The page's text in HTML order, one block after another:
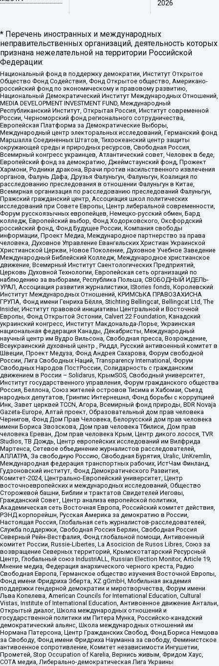
2026
* Перечень иностранных и международных
неправительственных организаций, деятельность которых
признана нежелательной на территории Российской
Федерации:
Национальный фонд в поддержку демократии, Институт Открытое
Общество Фонд Содействия, Фонд Открытое общество, Американо-
российский фонд по экономическому и правовому развитию,
Национальный Демократический Институт Международных Отношений,
MEDIA DEVELOPMENT INVESTMENT FUND, Международный
Республиканский Институт, Открытая Россия, Институт современной
России, Черноморский фонд регионального сотрудничества,
Европейская Платформа за Демократические Выборы,
Международный центр электоральных исследований, Германский фонд
Маршалла Соединенных Штатов, Тихоокеанский центр защиты
окружающей среды и природных ресурсов, Свободная Россия,
Всемирный конгресс украинцев, Атлантический совет, Человек в беде,
Европейский фонд за демократию, Джеймстаунский фонд, Прожект
Хармони, Родники дракона, Врачи против насильственного извлечения
органов, Фалунь Дафа, Друзья Фалуньгун, Фалуньгун, Коалиция по
расследованию преследования в отношении Фалуньгун в Китае,
Всемирная организация по расследованию преследований Фалуньгун,
Пражский гражданский центр, Ассоциация школ политических
исследований при Совете Европы, Центр либеральной современности,
Форум русскоязычных европейцев, Немецко-русский обмен, Бард
колледж, Европейский выбор, Фонд Ходорковского, Оксфордский
российский фонд, Фонд Будущее России, Компания свободы
информации, Проект Медиа, Международное партнерство за права
человека, Духовное Управление Евангельских Христиан Украинской
Христианской Церкви, Новое Поколение, Духовное Учебное Заведение
Международный Библейский Колледж, Международное христианское
движение, Всемирный Институт Саентологических Предприятий,
Церковь Духовной Технологии, Европейская сеть организаций по
наблюдению за выборами, Республика Польша, СВОБОДНЫЙ ИДЕЛЬ-
УРАЛ, Ассоциация развития журналистики, IStories fonds, Королевский
Институт Международных Отношений, КРИМСЬКА ПРАВОЗАХИСНА
ГРУПА, Фонд имени Генриха Бёлля, Stichting Bellingcat, Bellingcat Ltd, The
Insider, Институт правовой инициативы Центральной и Восточной
Европы, Фонд Открытой Эстонии, Calvert 22 Foundation, Канадский
украинский конгресс, Институт Макдональда-Лорье, Украинская
национальная федерация Канады, Декабристы, Международный
научный центр им Вудро Вильсона, Свободная пресса, Возрождение,
Всеукраинский духовный центр , Риддл, Русский антивоенный комитет в
Швеции, Проект Медуза, Фонд Андрея Сахарова, Форум свободной
России, Лига Свободных Наций, Transparеncy International, Форум
Свободных Народов ПостРоссии, Солидарность с гражданским
движением в России – Solidarus, КрымSOS, Свободный университет,
Институт государственного управления, Форум гражданского общества
Россия, Беллона, Союз жителей островов Тисима и Хабомаи, Съезд
народных депутатов, Гринпис Интернешнл, Фонд борьбы с коррупцией
Инк, Завет церквей TCCN, Агора, Всемирный фонд природы, BDR Novaja
Gazeta-Europe, Алтай проект, Образовательный дом прав человека
Чернигов, Фонд Дом Прав Человека, Белорусский дом прав человека
имени Бориса Звозскова, Дом прав человека Тбилиси, Дом прав
человека Ереван, Дом прав человека Крым, Центр дикого лосося, TVR
Studios, ТВ Дождь, Центр европейских исследований им Вилфрида
Мартенса, Сетевое объединение журналистов расследователей,
АЛЛАТРА, За свободную Россию, Свободная Бурятия, Uralic, UnKremlin,
Международная федерация транспортных рабочих, ИстЧам Финланд,
Гудзоновский институт, Фонд Демократического Развития,
Комитет-2024, Центрально-Европейский университет, Центр
восточноевропейских и международных исследований, Общество
Сторожевой башни, Библии и трактатов Свидетелей Иеговы,
Гражданский Совет, Центр анализа европейской политики,
Академическая сеть Восточная Европа, Российский комитет действия,
РЭНД корпорейшн, Русская Америка за демократию в России,
Настоящая Россия, Глобальная сеть журналистов-расследователей,
Служба поддержки, Свободная Россия Берлин, Свободная Россия
Северный Рейн-Вестфалия, Фонд глобальной помощи, Антивоенный
комитет России, Russie-Libertes, La Asocicion de Rusos Libres, Союз за
возвращение Северных территорий, Крымскотатарский Ресурсный
Центр, Глобальный союз IndustriALL, Russian Election Monitor, Article 19,
Мнение медиа, Федерация анархического черного креста, Радио
Свободная Европа, Германское общество изучения Восточной Европы,
Фонд имени Фридриха Эберта, XZ gGmbH, Мобильная академия
поддержки гендерной демократии и миротворчества, Форум имени
Льва Копелева, American Councils for International Education, Cultural
Vistas, Institute of International Education, Антивоенное движение Антальи,
Открытый диалог, Школа международных отношений и
государственной политики им Питера Мунка, Российско-канадский
демократический альянс, Школа международных отношений им
Нормана Патерсона, Центр Гражданских Свобод, Фонд Бориса Немцова
за Свободу, Фонд имени Фридриха Науманна за свободу, Феминистское
антивоенное сопротивление, Комитет независимости Ингушетии,
Прометей, Stop Occupation of Karelia, Вернись живым, Фридом Хаус,
СОТА медиа, Либерально-демократическая Лига Украины